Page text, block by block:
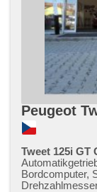
Peugeot
Tweet 125i GT
Bordcomputer,